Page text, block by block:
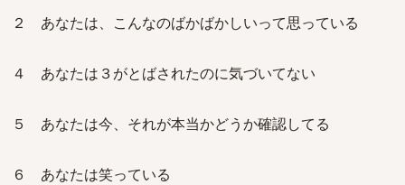
２ あなたは、こんなのばかばかしいって思っている
４ あなたは３がとばされたのに気づいてない
５ あなたは今、それが本当かどうか確認してる
６ あなたは笑っている